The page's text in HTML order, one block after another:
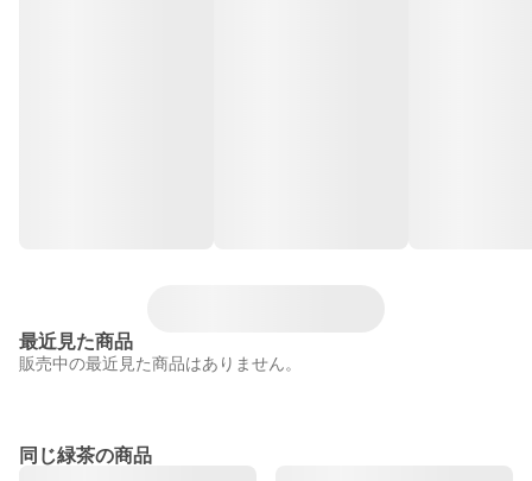
最近見た商品
販売中の最近見た商品はありません。
同じ緑茶の商品